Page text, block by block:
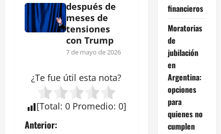
después de
meses de
tensiones
con Trump
7 de mayo de 2026
¿Te fue útil esta nota?
[Total: 0 Promedio: 0]
N
Anterior:
financieros
Moratorias
de
jubilación
en
Argentina:
opciones
para
quienes no
cumplen